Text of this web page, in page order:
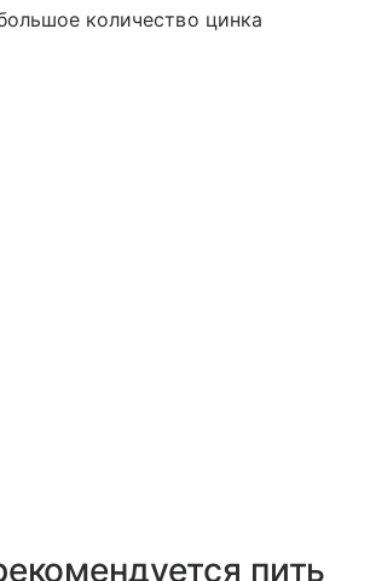
количество цинка
пить